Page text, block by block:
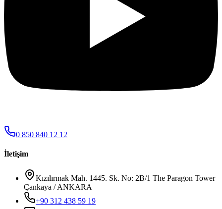
0 850 840 12 12
İletişim
Kızılırmak Mah. 1445. Sk. No: 2B/1 The Paragon Tower
Çankaya / ANKARA
+90 312 438 59 19